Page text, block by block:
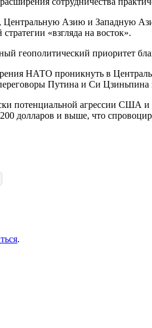
Азию и Западную
«взгляда на восток».
геополитический приоритет
НАТО проникнуть в
Путина и Си Цзиньпина
потенциальной агрессии США
долларов и выше, что
.